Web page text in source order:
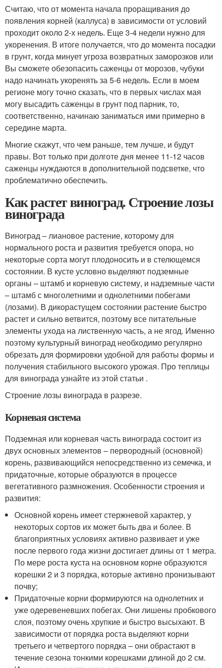
Считаю, что от момента начала проращивания до
появления корней (каллуса) в зависимости от условий
проходит около 2-х недель. Еще 3-4 недели нужно для
укоренения. В итоге получается, что до момента посадки
в грунт, когда минует угроза возвратных заморозков или
Вы сможете обезопасить саженцы от морозов, чубуки
надо начинать укоренять за 5-6 недель. Если в моем
регионе могу точно сказать, что в первых числах мая
могу высадить саженцы в грунт под парник, то,
соответственно, начинаю заниматься ими примерно в
середине марта.
Многие скажут, что чем раньше, тем лучше, и будут
правы. Вот только при долготе дня менее 11-12 часов
саженцы нуждаются в дополнительной подсветке, что
проблематично обеспечить.
Как растет виноград. Строение лозы
винограда
Виноград – лиановое растение, которому для
нормального роста и развития требуется опора, но
некоторые сорта могут плодоносить и в стелющемся
состоянии. В кусте условно выделяют подземные
органы – штамб и корневую систему, и надземные части
– штамб с многолетними и однолетними побегами
(лозами). В дикорастущем состоянии растение быстро
растет и сильно ветвится, поэтому все питательные
элементы ухода на лиственную часть, а не ягод. Именно
поэтому культурный виноград необходимо регулярно
обрезать для формировки удобной для работы формы и
получения стабильного высокого урожая. Про теплицы
для винограда узнайте из этой статьи .
Строение лозы винограда в разрезе.
Корневая система
Подземная или корневая часть винограда состоит из
двух основных элементов – первородный (основной)
корень, развивающийся непосредственно из семечка, и
придаточные, которые образуются в процессе
вегетативного размножения. Особенности строения и
развития:
Основной корень имеет стержневой характер, у
некоторых сортов их может быть два и более. В
благоприятных условиях активно развивает и уже
после первого года жизни достигает длины от 1 метра.
По мере роста куста на основном корне образуются
корешки 2 и 3 порядка, которые активно пронизывают
почву;
Придаточные корни формируются на однолетних и
уже одеревеневших побегах. Они лишены пробкового
слоя, поэтому очень хрупкие и быстро высыхают. В
зависимости от порядка роста выделяют корни
третьего и четвертого порядка – они обрастают в
течение сезона тонкими корешками длиной до 2 см.